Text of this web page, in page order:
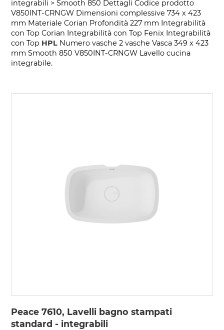
integrabili > Smooth 850 Dettagli Codice prodotto
V850INT-CRNGW Dimensioni complessive 734 x 423
mm Materiale Corian Profondità 227 mm Integrabilità
con Top Corian Integrabilità con Top Fenix Integrabilità
con Top HPL Numero vasche 2 vasche Vasca 349 x 423
mm Smooth 850 V850INT-CRNGW Lavello cucina
integrabile.
Peace 7610, Lavelli bagno stampati
standard - integrabili